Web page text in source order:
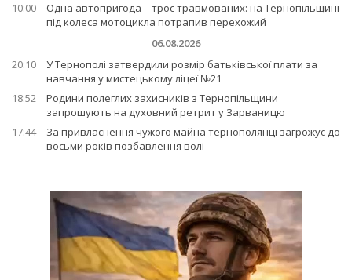
10:00
Одна автопригода – троє травмованих: на Тернопільщині
під колеса мотоцикла потрапив перехожий
06.08.2026
20:10
У Тернополі затвердили розмір батьківської плати за
навчання у мистецькому ліцеї №21
18:52
Родини полеглих захисників з Тернопільщини
запрошують на духовний ретрит у Зарваницю
17:44
За привласнення чужого майна тернополянці загрожує до
восьми років позбавлення волі